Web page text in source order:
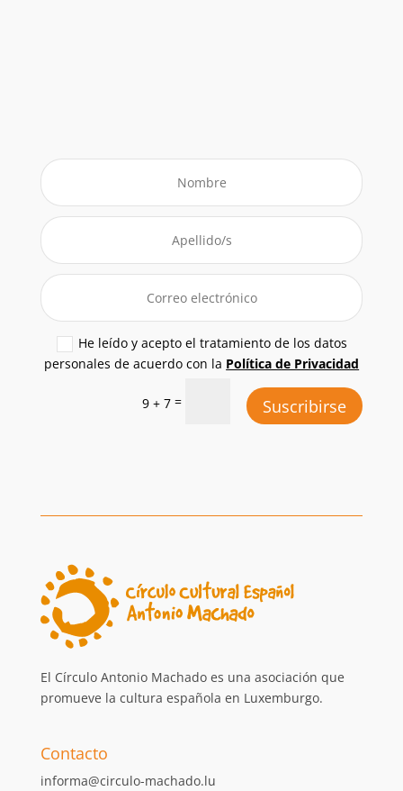
He leído y acepto el tratamiento de los datos
personales de acuerdo con la Política de Privacidad
9 + 7 = Suscribirse
El Círculo Antonio Machado es una asociación que
promueve la cultura española en Luxemburgo.
Contacto
informa@circulo-machado.lu